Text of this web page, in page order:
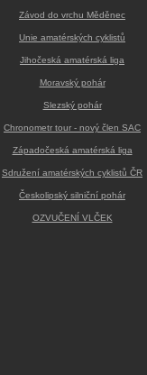
Závod do vrchu Měděnec
Unie amatérských cyklistů
Jihočeská amatérská liga
Moravský pohár
Slezský pohár
Chronometr tour - nový člen SAC
Západočeská amatérská liga
Sdružení amatérských cyklistů ČR
Českolipský silniční pohár
OZVUČENÍ VLČEK